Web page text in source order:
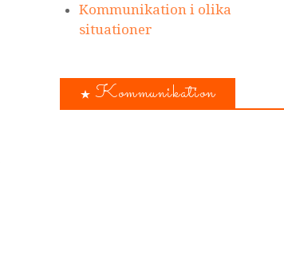
Kommunikation i olika
situationer
Kommunikation